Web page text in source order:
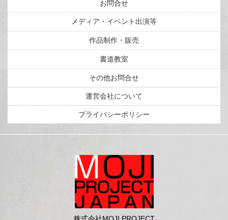
お問合せ
メディア・イベント出演等
作品制作・販売
書道教室
その他お問合せ
運営会社について
プライバシーポリシー
株式会社MOJI PROJECT